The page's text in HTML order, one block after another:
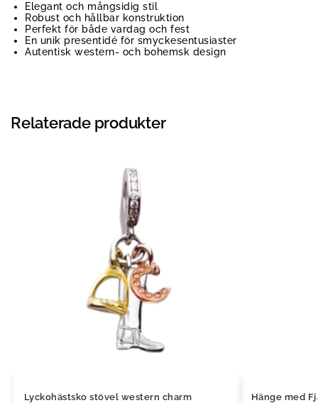
Elegant och mångsidig stil
Robust och hållbar konstruktion
Perfekt för både vardag och fest
En unik presentidé för smyckesentusiaster
Autentisk western- och bohemsk design
Relaterade produkter
Lyckohästsko stövel western charm
Hänge med